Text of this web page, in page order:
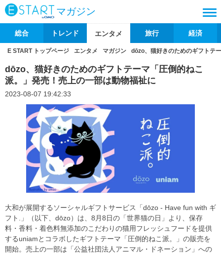
マガジン
総合 トレンド エンタメ 旅行 経済
E START トップページ エンタメ マガジン dōzo、猫好きのためのギフトテ
dōzo、猫好きのためのギフトテーマ「圧倒的ねこ
派。」発売！売上の一部は動物福祉に
2023-08-07 19:42:33
大和が展開するソーシャルギフトサービス「dōzo - Have fun with ギ
フト.」（以下、dōzo）は、8月8日の「世界猫の日」より、保存
料・香料・着色料無添加のこだわりの猫用フレッシュフードを提供
するuniamとコラボしたギフトテーマ「圧倒的ねこ派。」の販売を
開始。売上の一部は「公益社団法人アニマル・ドネーション」への